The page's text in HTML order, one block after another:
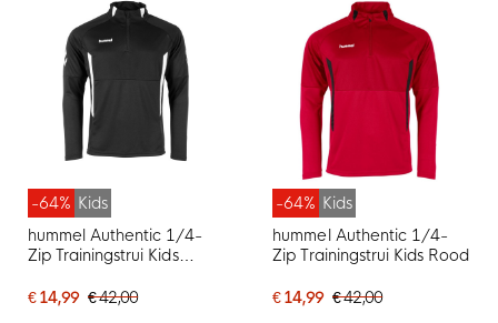
-64% Kids
hummel Authentic 1/4-
Zip Trainingstrui Kids
€ 14,99 € 42,00
-64% Kids
hummel Authentic 1/4-
Zip Trainingstrui Kids Rood
€ 14,99 € 42,00